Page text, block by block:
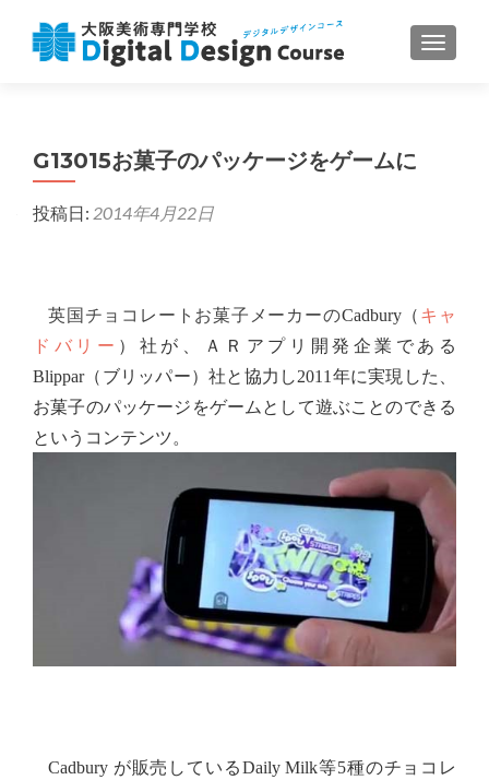
ナビゲ
G13015お菓子のパッケージをゲームに
投稿日: 2014年4月22日
英国チョコレートお菓子メーカーのCadbury（キャ
ドバリー ）社が、ＡＲアプリ開発企業である
Blippar（ブリッパー）社と協力し2011 年に実現した、
お菓子のパッケージをゲームとして遊ぶことのできる
というコンテンツ。
Cadbury が販売しているDaily Milk等5種のチョコレ